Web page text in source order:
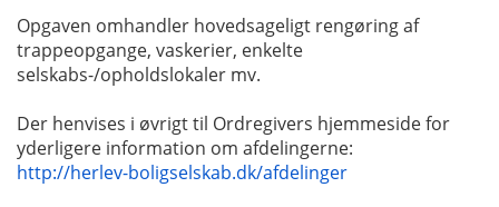
Opgaven omhandler hovedsageligt rengøring af
trappeopgange, vaskerier, enkelte
selskabs-/opholdslokaler mv.
Der henvises i øvrigt til Ordregivers hjemmeside for
yderligere information om afdelingerne:
http://herlev-boligselskab.dk/afdelinger